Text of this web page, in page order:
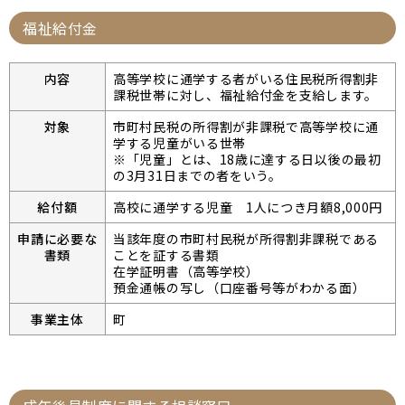
福祉給付金
内容
高等学校に通学する者がいる住民税所得割非
課税世帯に対し、福祉給付金を支給します。
対象
市町村民税の所得割が非課税で高等学校に通
学する児童がいる世帯
※「児童」とは、18歳に達する日以後の最初
の3月31日までの者をいう。
給付額
高校に通学する児童 1人につき月額8,000円
申請に必要な
書類
当該年度の市町村民税が所得割非課税である
ことを証する書類
在学証明書（高等学校）
預金通帳の写し（口座番号等がわかる面）
事業主体
町